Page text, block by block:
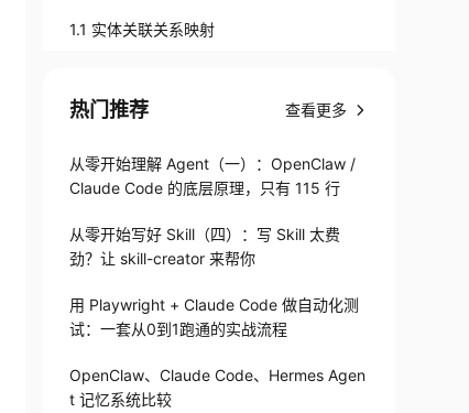
1.1 实体关联关系映射
热门推荐 查看更多
从零开始理解 Agent（一）：OpenClaw /
Claude Code 的底层原理，只有 115 行
从零开始写好 Skill（四）：写 Skill 太费
劲？让 skill-creator 来帮你
用 Playwright + Claude Code 做自动化测
试：一套从0到1跑通的实战流程
OpenClaw、Claude Code、Hermes Agen
t 记忆系统比较